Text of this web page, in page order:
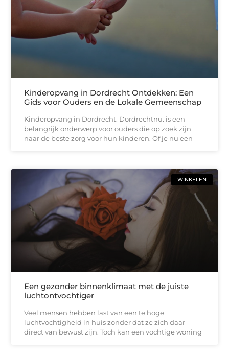
Kinderopvang in Dordrecht Ontdekken: Een
Gids voor Ouders en de Lokale Gemeenschap
Kinderopvang in Dordrecht. Dordrechtnu. is een
belangrijk onderwerp voor ouders die op zoek zijn
naar de beste zorg voor hun kinderen. Of je nu een
WINKELEN
Een gezonder binnenklimaat met de juiste
luchtontvochtiger
Veel mensen hebben last van een te hoge
luchtvochtigheid in huis zonder dat ze zich daar
direct van bewust zijn. Toch kan een vochtige woning